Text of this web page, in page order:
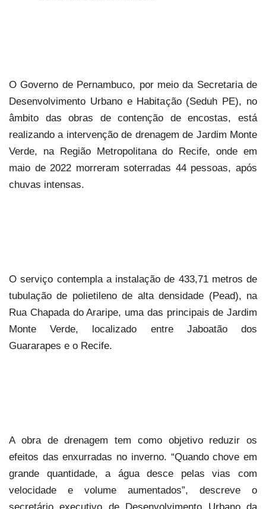
O Governo de Pernambuco, por meio da Secretaria de
Desenvolvimento Urbano e Habitação (Seduh PE), no
âmbito das obras de contenção de encostas, está
realizando a intervenção de drenagem de Jardim Monte
Verde, na Região Metropolitana do Recife, onde em
maio de 2022 morreram soterradas 44 pessoas, após
chuvas intensas.
O serviço contempla a instalação de 433,71 metros de
tubulação de polietileno de alta densidade (Pead), na
Rua Chapada do Araripe, uma das principais de Jardim
Monte Verde, localizado entre Jaboatão dos
Guararapes e o Recife.
A obra de drenagem tem como objetivo reduzir os
efeitos das enxurradas no inverno. “Quando chove em
grande quantidade, a água desce pelas vias com
velocidade e volume aumentados”, descreve o